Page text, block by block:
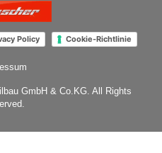
Policy Cookie-Richtlinie
GmbH & Co.KG. All Rights